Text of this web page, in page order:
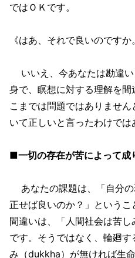
ではＯＫです。
《はあ、それで良いのですか
いいえ、今あなたは勘違い
身で、瞑想に対する理解を
こまでは問題ではありませ
いて正しいと言ったわけでは
■一切の存在が苦によって成
あなたの課題は、「自分の
正せば良いのか？」という
間違いは、「人間社会は苦
です。そうではなく、輪廻
み（dukkha）が無ければ生